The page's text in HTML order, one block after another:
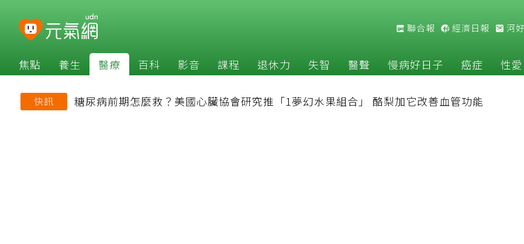
聯合報 經濟日報 河
焦點 養生 醫療 百科 影音 課程 退休力 失智 醫聲 慢病好日子 癌症 性愛
快訊 糖尿病前期怎麼救？美國心臟協會研究推「1夢幻水果組合」 酪梨加它改善血管功能